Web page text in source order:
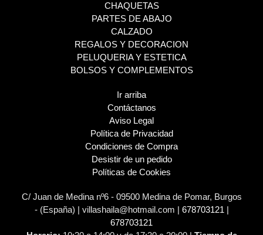
CHAQUETAS
PARTES DE ABAJO
CALZADO
REGALOS Y DECORACION
PELUQUERIA Y ESTETICA
BOLSOS Y COMPLEMENTOS
Ir arriba
Contáctanos
Aviso Legal
Política de Privacidad
Condiciones de Compra
Desistir de un pedido
Políticas de Cookies
C/ Juan de Medina nº6 - 09500 Medina de Pomar, Burgos
- (España) | villashaila@hotmail.com | 678703121 |
678703121